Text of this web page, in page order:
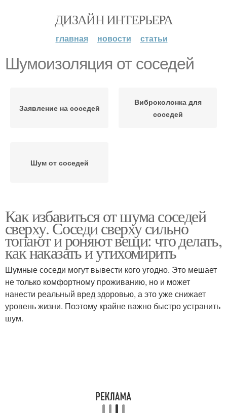
ДИЗАЙН ИНТЕРЬЕРА
главная новости статьи
Шумоизоляция от соседей
Заявление на соседей
Виброколонка для
соседей
Шум от соседей
Как избавиться от шума соседей
сверху. Соседи сверху сильно
топают и роняют вещи: что делать,
как наказать и утихомирить
Шумные соседи могут вывести кого угодно. Это мешает
не только комфортному проживанию, но и может
нанести реальный вред здоровью, а это уже снижает
уровень жизни. Поэтому крайне важно быстро устранить
шум.